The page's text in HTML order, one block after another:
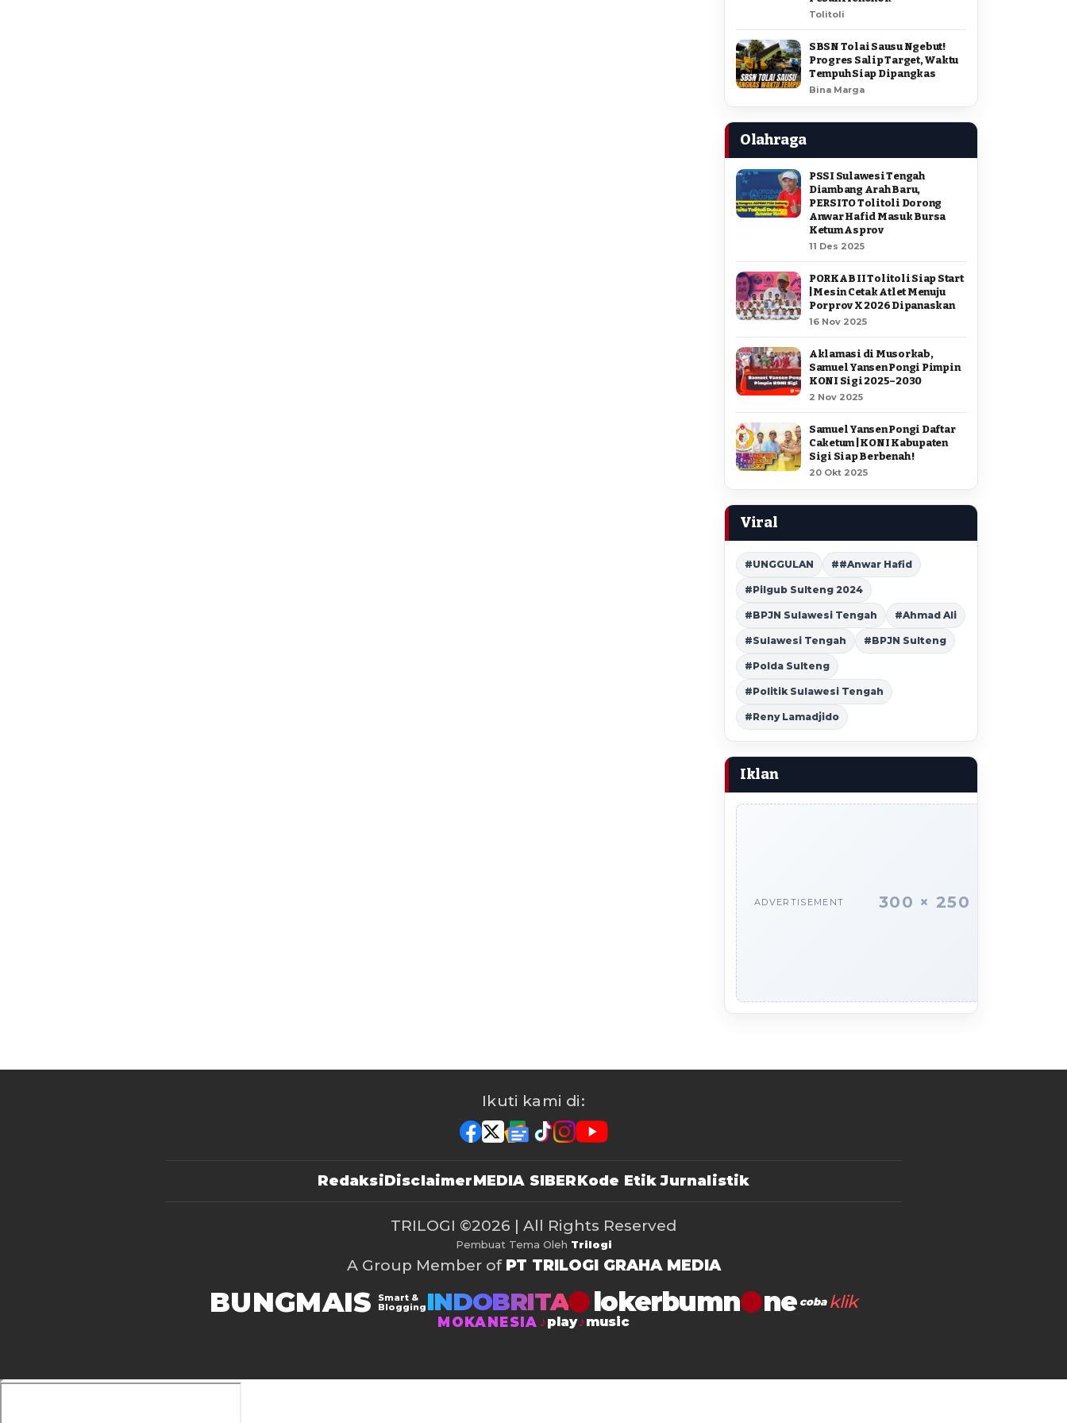
Tolitoli
SBSN Tolai Sausu Ngebut!
Progres Salip Target, Waktu
Tempuh Siap Dipangkas
Bina Marga
Olahraga
PSSI Sulawesi Tengah
Diambang Arah Baru,
PERSITO Tolitoli Dorong
Anwar Hafid Masuk Bursa
Ketum Asprov
11 Des 2025
PORKAB II Tolitoli Siap Start
| Mesin Cetak Atlet Menuju
Porprov X 2026 Dipanaskan
16 Nov 2025
Aklamasi di Musorkab,
Samuel Yansen Pongi Pimpin
KONI Sigi 2025–2030
2 Nov 2025
Samuel Yansen Pongi Daftar
Caketum | KONI Kabupaten
Sigi Siap Berbenah !
20 Okt 2025
Viral
#UNGGULAN ##Anwar Hafid
#Pilgub Sulteng 2024
#BPJN Sulawesi Tengah #Ahmad Ali
#Sulawesi Tengah #BPJN Sulteng
#Polda Sulteng
#Politik Sulawesi Tengah
#Reny Lamadjido
Iklan
ADVERTISEMENT 300 × 250
Ikuti kami di:
RedaksiDisclaimerMEDIA SIBERKode Etik Jurnalistik
TRILOGI ©2026 | All Rights Reserved
Pembuat Tema Oleh Trilogi
A Group Member of PT TRILOGI GRAHA MEDIA
BUNGMAIS
Smart &
Blogging INDOBRITA lokerbumn coba klik
MOKANESIA play music